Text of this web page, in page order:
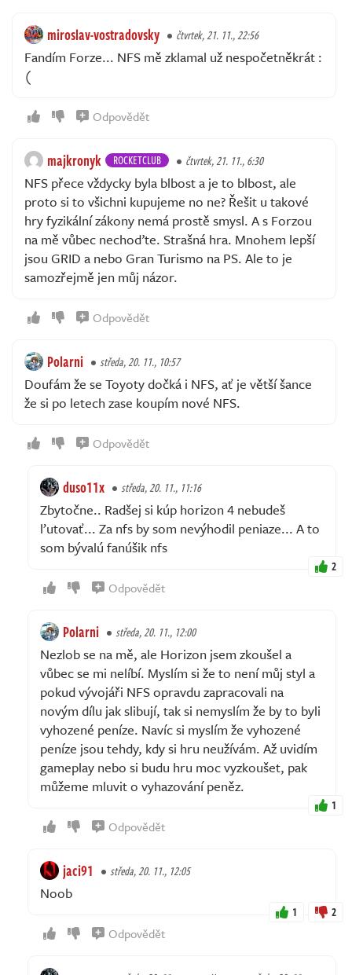
miroslav-vostradovsky čtvrtek, 21. 11., 22:56
Fandím Forze... NFS mě zklamal už nespočetněkrát :
(
Odpovědět
majkronyk ROCKETCLUB čtvrtek, 21. 11., 6:30
NFS přece vždycky byla blbost a je to blbost, ale
proto si to všichni kupujeme no ne? Řešit u takové
hry fyzikální zákony nemá prostě smysl. A s Forzou
na mě vůbec nechoďte. Strašná hra. Mnohem lepší
jsou GRID a nebo Gran Turismo na PS. Ale to je
samozřejmě jen můj názor.
Odpovědět
Polarni středa, 20. 11., 10:57
Doufám že se Toyoty dočká i NFS, ať je větší šance
že si po letech zase koupím nové NFS.
Odpovědět
duso11x středa, 20. 11., 11:16
Zbytočne.. Radšej si kúp horizon 4 nebudeš
ľutovať... Za nfs by som nevýhodil peniaze... A to
som bývalú fanúšik nfs
2
Odpovědět
Polarni středa, 20. 11., 12:00
Nezlob se na mě, ale Horizon jsem zkoušel a
vůbec se mi nelíbí. Myslím si že to není můj styl a
pokud vývojáři NFS opravdu zapracovali na
novým dílu jak slibují, tak si nemyslím že by to byli
vyhozené peníze. Navíc si myslím že vyhozené
peníze jsou tehdy, kdy si hru neužívám. Až uvidím
gameplay nebo si budu hru moc vyzkoušet, pak
můžeme mluvit o vyhazování peněz.
1
Odpovědět
jaci91 středa, 20. 11., 12:05
Noob
1 2
Odpovědět